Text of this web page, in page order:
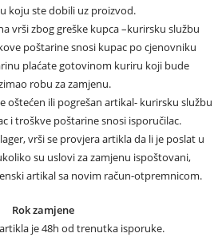
koju ste dobili uz proizvod.
vrši zbog greške kupca –kurirsku službu
poštarine snosi kupac po cjenovniku
plaćate gotovinom kuriru koji bude
robu za zamjenu.
oštećen ili pogrešan artikal- kurirsku službu
i troškve poštarine snosi isporučilac.
vrši se provjera artikla da li je poslat u
su uslovi za zamjenu ispoštovani,
artikal sa novim račun-otpremnicom.
Rok zamjene
je 48h od trenutka isporuke.